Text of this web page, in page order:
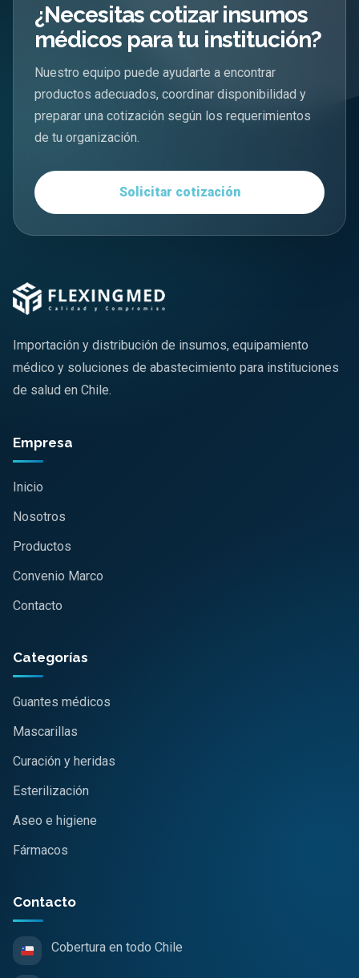
¿Necesitas cotizar insumos
médicos para tu institución?
Nuestro equipo puede ayudarte a encontrar
productos adecuados, coordinar disponibilidad y
preparar una cotización según los requerimientos
de tu organización.
Solicitar cotización
Importación y distribución de insumos, equipamiento
médico y soluciones de abastecimiento para instituciones
de salud en Chile.
Empresa
Inicio
Nosotros
Productos
Convenio Marco
Contacto
Categorías
Guantes médicos
Mascarillas
Curación y heridas
Esterilización
Aseo e higiene
Fármacos
Contacto
Cobertura en todo Chile